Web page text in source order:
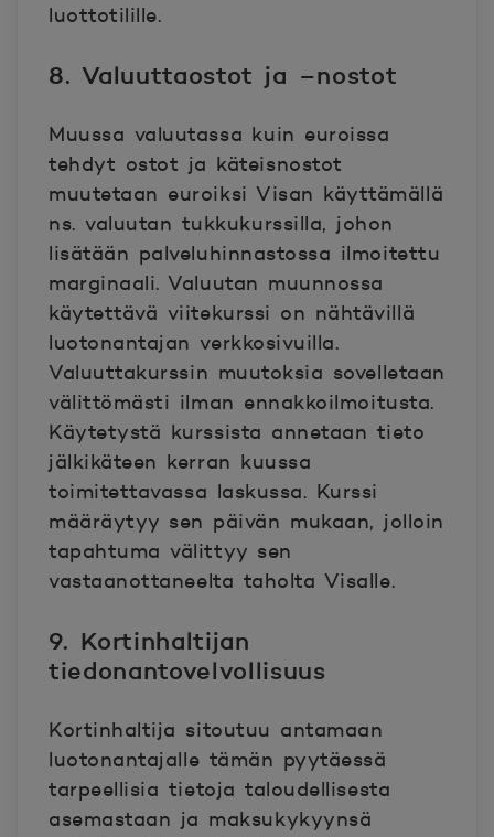
luottotilille.
8. Valuuttaostot ja –nostot
Muussa valuutassa kuin euroissa
tehdyt ostot ja käteisnostot
muutetaan euroiksi Visan käyttämällä
ns. valuutan tukkukurssilla, johon
lisätään palveluhinnastossa ilmoitettu
marginaali. Valuutan muunnossa
käytettävä viitekurssi on nähtävillä
luotonantajan verkkosivuilla.
Valuuttakurssin muutoksia sovelletaan
välittömästi ilman ennakkoilmoitusta.
Käytetystä kurssista annetaan tieto
jälkikäteen kerran kuussa
toimitettavassa laskussa. Kurssi
määräytyy sen päivän mukaan, jolloin
tapahtuma välittyy sen
vastaanottaneelta taholta Visalle.
9. Kortinhaltijan
tiedonantovelvollisuus
Kortinhaltija sitoutuu antamaan
luotonantajalle tämän pyytäessä
tarpeellisia tietoja taloudellisesta
asemastaan ja maksukykyynsä